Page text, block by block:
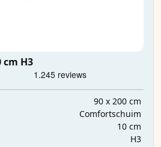
cm H3
90 x 200 cm
Comfortschuim
10 cm
H3